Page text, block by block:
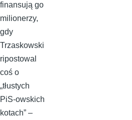
finansują go
milionerzy,
gdy
Trzaskowski
ripostowal
coś o
„tłustych
PiS-owskich
kotach” –